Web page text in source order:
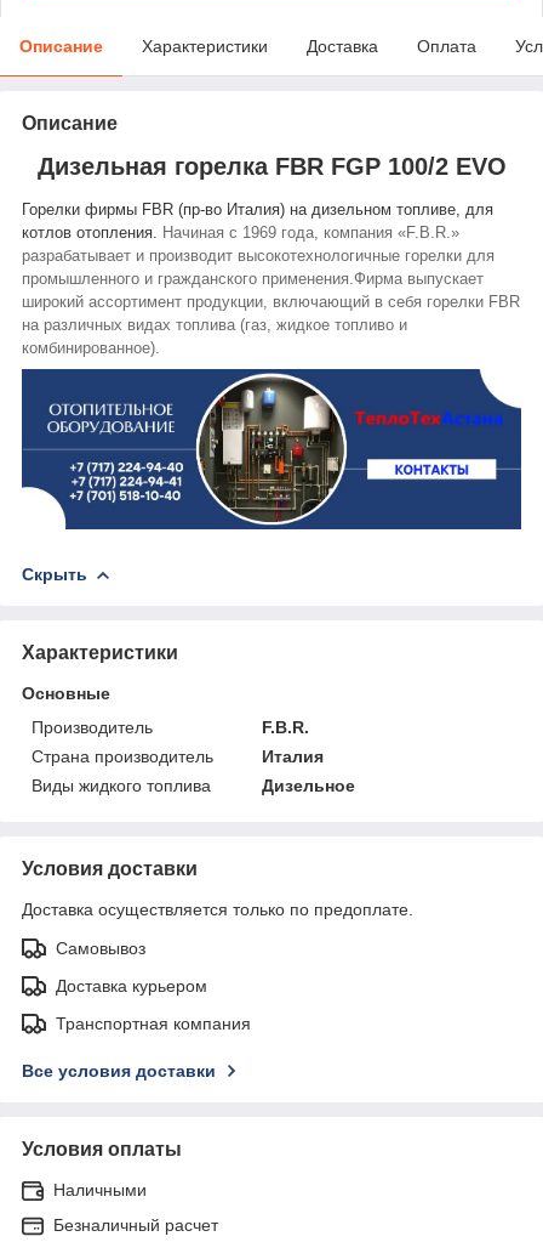
Описание Характеристики Доставка Оплата
Описание
Дизельная горелка FBR FGP 100/2 EVO
Горелки фирмы FBR (пр-во Италия) на дизельном топливе, для
котлов отопления. Начиная с 1969 года, компания «F.B.R.»
разрабатывает и производит высокотехнологичные горелки для
промышленного и гражданского применения.Фирма выпускает
широкий ассортимент продукции, включающий в себя горелки FBR
на различных видах топлива (газ, жидкое топливо и
комбинированное).
Скрыть
Характеристики
Основные
Производитель
F.B.R.
Страна производитель
Италия
Виды жидкого топлива
Дизельное
Условия доставки
Доставка осуществляется только по предоплате.
Самовывоз
Доставка курьером
Транспортная компания
Все условия доставки
Условия оплаты
Наличными
Безналичный расчет